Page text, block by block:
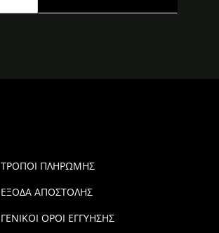
ΤΡΟΠΟΙ ΠΛΗΡΩΜΗΣ
ΕΞΟΔΑ ΑΠΟΣΤΟΛΗΣ
ΓΕΝΙΚΟΙ ΟΡΟΙ ΕΓΓΥΗΣΗΣ